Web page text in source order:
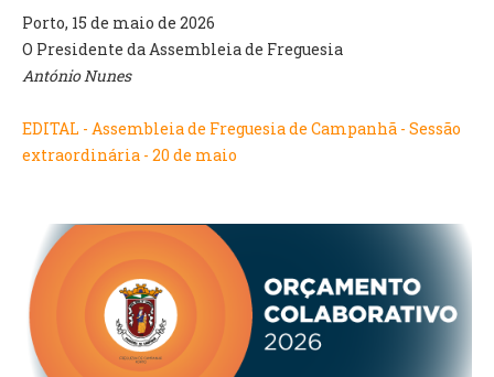
CEMITÉRIO
RECENSEAMENTO ELEITORAL
ATESTADOS
O GABINETE
APOIO AOS DESEMPREGADOS
APOIO ÀS EMPRESAS
OFERTAS DE EMPREGO
CONTACTO E HORÁRIO GIP
Porto, 15 de maio de 2026
O Presidente da Assembleia de Freguesia
António Nunes
EDITAL - Assembleia de Freguesia de Campanhã - Sessão
extraordinária - 20 de maio